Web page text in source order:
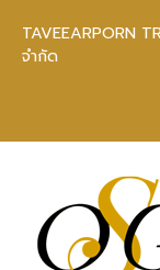
TAVEEARPORN
จำกัด